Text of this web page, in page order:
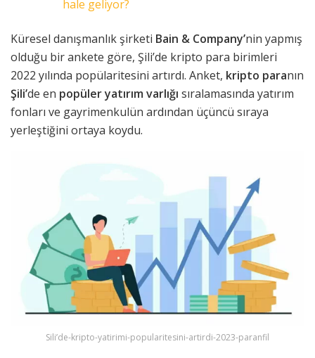
hale geliyor?
Küresel danışmanlık şirketi Bain & Company’nin yapmış
olduğu bir ankete göre, Şili’de kripto para birimleri
2022 yılında popülaritesini artırdı. Anket, kripto paranın
Şili’de en popüler yatırım varlığı sıralamasında yatırım
fonları ve gayrimenkulün ardından üçüncü sıraya
yerleştiğini ortaya koydu.
Sili’de-kripto-yatirimi-popularitesini-artirdi-2023-paranfil